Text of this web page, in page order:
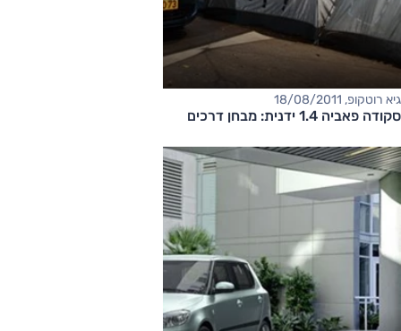
גיא רוטקופ, 18/08/2011
סקודה פאביה 1.4 ידנית: מבחן דרכים